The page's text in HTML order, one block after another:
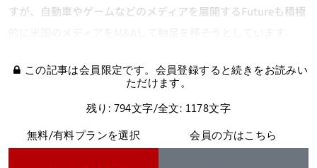
すが、自動車やゲームなどのメディアを展開するFutureも積極
この記事は会員限定です。会員登録すると続きをお読みい
ただけます。
残り: 794文字/全文: 1178文字
無料/有料プランを選択
会員の方はこちら